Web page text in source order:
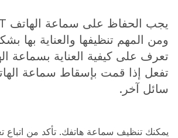
ومن المهم تنظيفها والعناية بها
تعرف على كيفية العناية بسماعة
تفعل إذا قمت بإسقاط سماعة
سائل آخر.
يمكنك تنظيف سماعة هاتفك. تأكد من اتباع